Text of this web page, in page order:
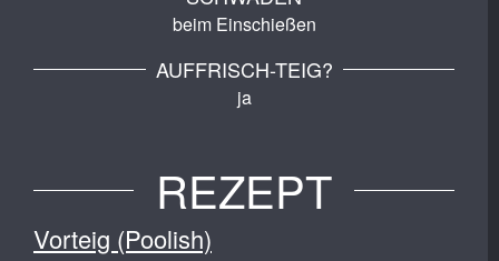
beim Einschießen
AUFFRISCH-TEIG?
ja
REZEPT
Vorteig (Poolish)